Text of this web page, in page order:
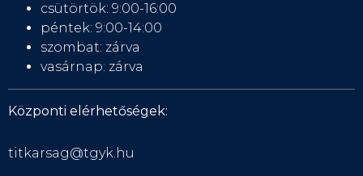
csütörtök: 9:00-16:00
péntek: 9:00-14:00
szombat: zárva
vasárnap: zárva
Központi elérhetőségek:
titkarsag@tgyk.hu